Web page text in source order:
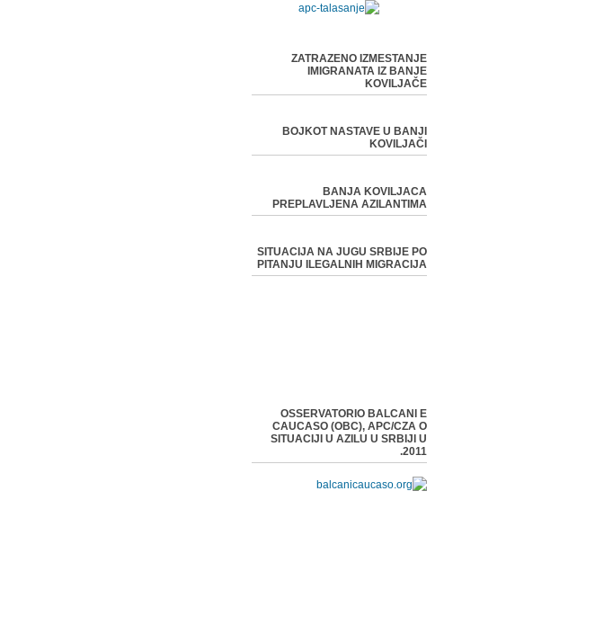
ZATRAZENO IZMESTANJE
IMIGRANATA IZ BANJE
KOVILJAČE
BOJKOT NASTAVE U BANJI
KOVILJAČI
BANJA KOVILJACA
PREPLAVLJENA AZILANTIMA
SITUACIJA NA JUGU SRBIJE PO
PITANJU ILEGALNIH MIGRACIJA
OSSERVATORIO BALCANI E
CAUCASO (OBC), APC/CZA O
SITUACIJI U AZILU U SRBIJI U
2011.